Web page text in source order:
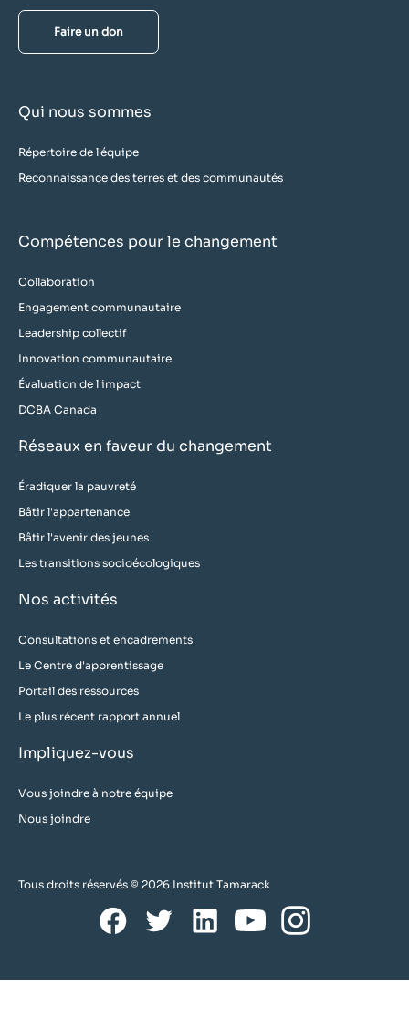
Faire un don
Qui nous sommes
Répertoire de l'équipe
Reconnaissance des terres et des communautés
Compétences pour le changement
Collaboration
Engagement communautaire
Leadership collectif
Innovation communautaire
Évaluation de l'impact
DCBA Canada
Réseaux en faveur du changement
Éradiquer la pauvreté
Bâtir l'appartenance
Bâtir l'avenir des jeunes
Les transitions socioécologiques
Nos activités
Consultations et encadrements
Le Centre d'apprentissage
Portail des ressources
Le plus récent rapport annuel
Impliquez-vous
Vous joindre à notre équipe
Nous joindre
Tous droits réservés © 2026 Institut Tamarack